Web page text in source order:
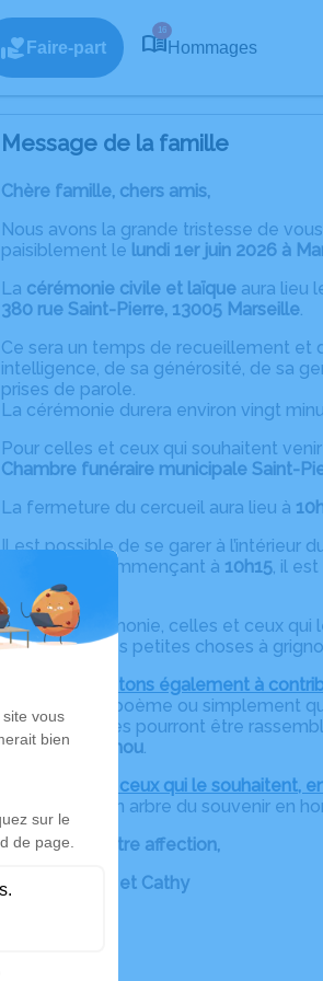
Faire-part
16
Hommages
Message de la famille
Chère famille, chers amis,
Nous avons la grande tristesse de
paisiblement le lundi 1er juin 2026 à
La cérémonie civile et laïque aura lieu
380 rue Saint-Pierre, 13005 Marseille.
Ce sera un temps de recueillement et
intelligence, de sa générosité, de sa
prises de parole.
La cérémonie durera environ vingt
Pour celles et ceux qui souhaitent
Chambre funéraire municipale Saint-
La fermeture du cercueil aura lieu à
Il est possible de se garer à l’intérieur
cérémonie commençant à 10h15, il
courte.
Après la cérémonie, celles et ceux qui
verre, quelques petites choses à
Nous vous invitons également à
anecdote, un poème ou simplement
Ces hommages pourront être
autour de
Michou.
Pour celles et ceux qui le souhaitent,
faire planter un arbre du souvenir en
Avec toute notre affection,
Pierrot, Archie et Cathy